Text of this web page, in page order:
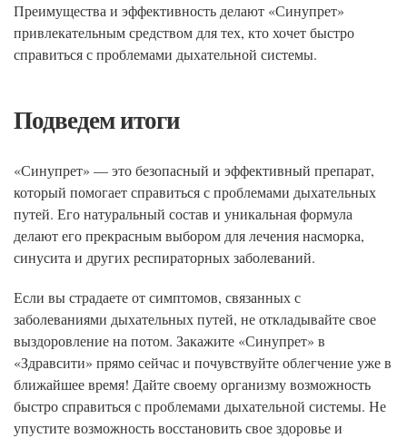
Преимущества и эффективность делают «Синупрет»
привлекательным средством для тех, кто хочет быстро
справиться с проблемами дыхательной системы.
Подведем итоги
«Синупрет» — это безопасный и эффективный препарат,
который помогает справиться с проблемами дыхательных
путей. Его натуральный состав и уникальная формула
делают его прекрасным выбором для лечения насморка,
синусита и других респираторных заболеваний.
Если вы страдаете от симптомов, связанных с
заболеваниями дыхательных путей, не откладывайте свое
выздоровление на потом. Закажите «Синупрет» в
«Здравсити» прямо сейчас и почувствуйте облегчение уже в
ближайшее время! Дайте своему организму возможность
быстро справиться с проблемами дыхательной системы. Не
упустите возможность восстановить свое здоровье и